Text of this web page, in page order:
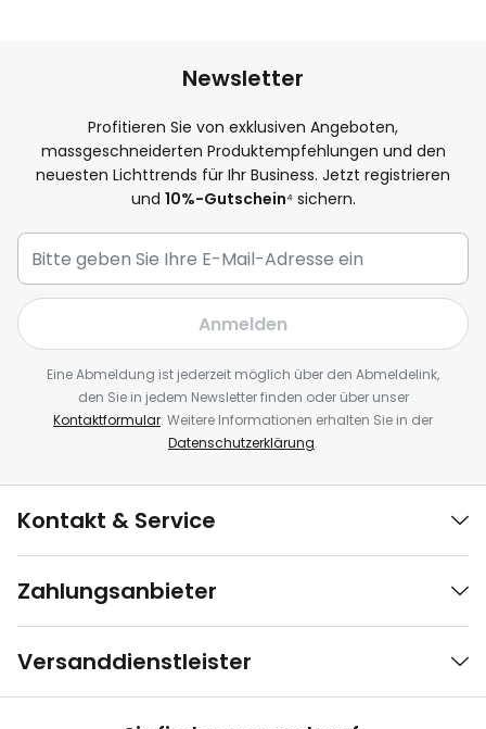
Newsletter
Profitieren Sie von exklusiven Angeboten,
massgeschneiderten Produktempfehlungen und den
neuesten Lichttrends für Ihr Business. Jetzt registrieren
und 10%-Gutschein⁴ sichern.
Anmelden
Eine Abmeldung ist jederzeit möglich über den Abmeldelink,
den Sie in jedem Newsletter finden oder über unser
Kontaktformular. Weitere Informationen erhalten Sie in der
Datenschutzerklärung.
Kontakt & Service
Zahlungsanbieter
Versanddienstleister